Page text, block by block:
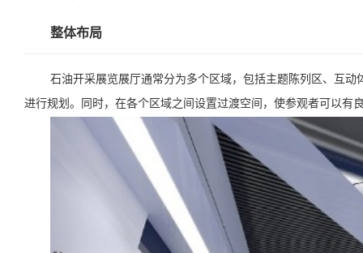
整体布局
石油开采展览展厅通常分为多个区域，包括主题陈列区、互
进行规划。同时，在各个区域之间设置过渡空间，使参观者可以有